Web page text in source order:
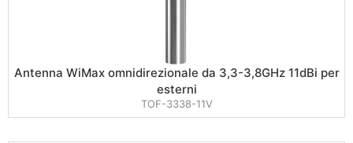
Antenna WiMax omnidirezionale da 3,3-3,8GHz 11dBi per
esterni
TOF-3338-11V